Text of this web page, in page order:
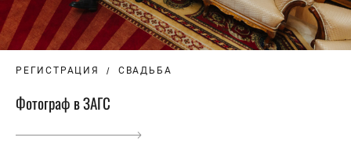
РЕГИСТРАЦИЯ СВАДЬБА
Фотограф в ЗАГС